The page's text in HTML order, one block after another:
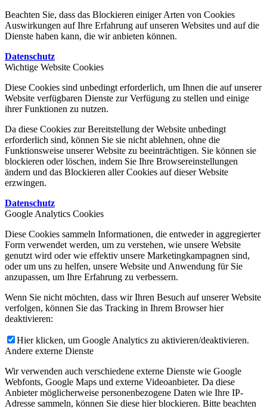
Beachten Sie, dass das Blockieren einiger Arten von Cookies
Auswirkungen auf Ihre Erfahrung auf unseren Websites und auf die
Dienste haben kann, die wir anbieten können.
Datenschutz
Wichtige Website Cookies
Diese Cookies sind unbedingt erforderlich, um Ihnen die auf unserer
Website verfügbaren Dienste zur Verfügung zu stellen und einige
ihrer Funktionen zu nutzen.
Da diese Cookies zur Bereitstellung der Website unbedingt
erforderlich sind, können Sie sie nicht ablehnen, ohne die
Funktionsweise unserer Website zu beeinträchtigen. Sie können sie
blockieren oder löschen, indem Sie Ihre Browsereinstellungen
ändern und das Blockieren aller Cookies auf dieser Website
erzwingen.
Datenschutz
Google Analytics Cookies
Diese Cookies sammeln Informationen, die entweder in aggregierter
Form verwendet werden, um zu verstehen, wie unsere Website
genutzt wird oder wie effektiv unsere Marketingkampagnen sind,
oder um uns zu helfen, unsere Website und Anwendung für Sie
anzupassen, um Ihre Erfahrung zu verbessern.
Wenn Sie nicht möchten, dass wir Ihren Besuch auf unserer Website
verfolgen, können Sie das Tracking in Ihrem Browser hier
deaktivieren:
Hier klicken, um Google Analytics zu aktivieren/deaktivieren.
Andere externe Dienste
Wir verwenden auch verschiedene externe Dienste wie Google
Webfonts, Google Maps und externe Videoanbieter. Da diese
Anbieter möglicherweise personenbezogene Daten wie Ihre IP-
Adresse sammeln, können Sie diese hier blockieren. Bitte beachten